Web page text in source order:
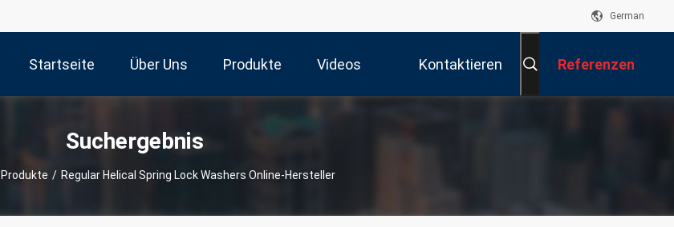
German
Startseite Über Uns Produkte Videos Kontaktieren Referenzen
Suchergebnis
Produkte / Regular Helical Spring Lock Washers Online-Hersteller